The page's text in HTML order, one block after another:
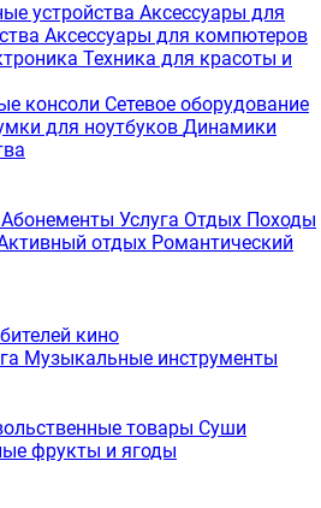
устройства Аксессуары для
Аксессуары для компютеров
Техника для красоты и
консоли Сетевое оборудование
для ноутбуков Динамики
Абонементы Услуга Отдых Походы
отдых Романтический
кино
Музыкальные инструменты
товары Суши
фрукты и ягоды